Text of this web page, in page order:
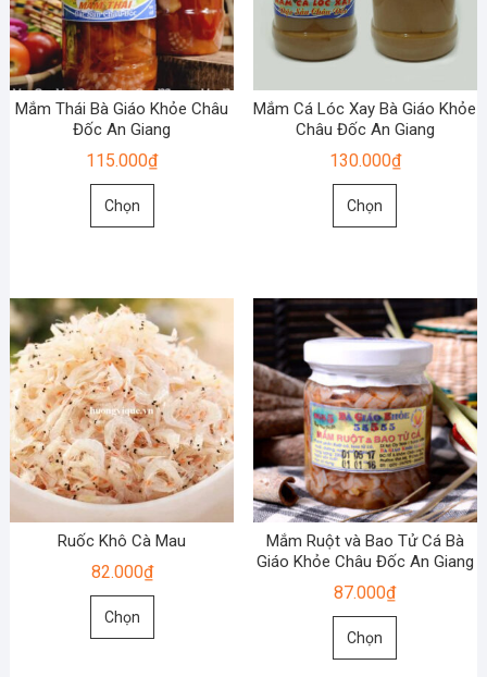
có
thể
được
chọn
trên
trang
sản
thể
chọn
trên
trang
sản
Mắm Thái Bà Giáo Khỏe Châu
Đốc An Giang
115.000₫
Chọn
Sản
nhiều
biến
thể.
Các
tùy
chọn
có
thể
được
chọn
trang
phẩm
Mắm Cá Lóc Xay Bà Giáo Khỏe
Châu Đốc An Giang
130.000₫
Chọn
Sản
nhiều
biến
thể.
Các
tùy
chọn
có
thể
được
chọn
trên
trang
Ruốc Khô Cà Mau
82.000₫
Chọn
Sản
Mắm Ruột và Bao Tử Cá Bà
Giáo Khỏe Châu Đốc An Giang
87.000₫
Chọn
Sản